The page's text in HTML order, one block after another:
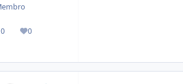
0
Reputação